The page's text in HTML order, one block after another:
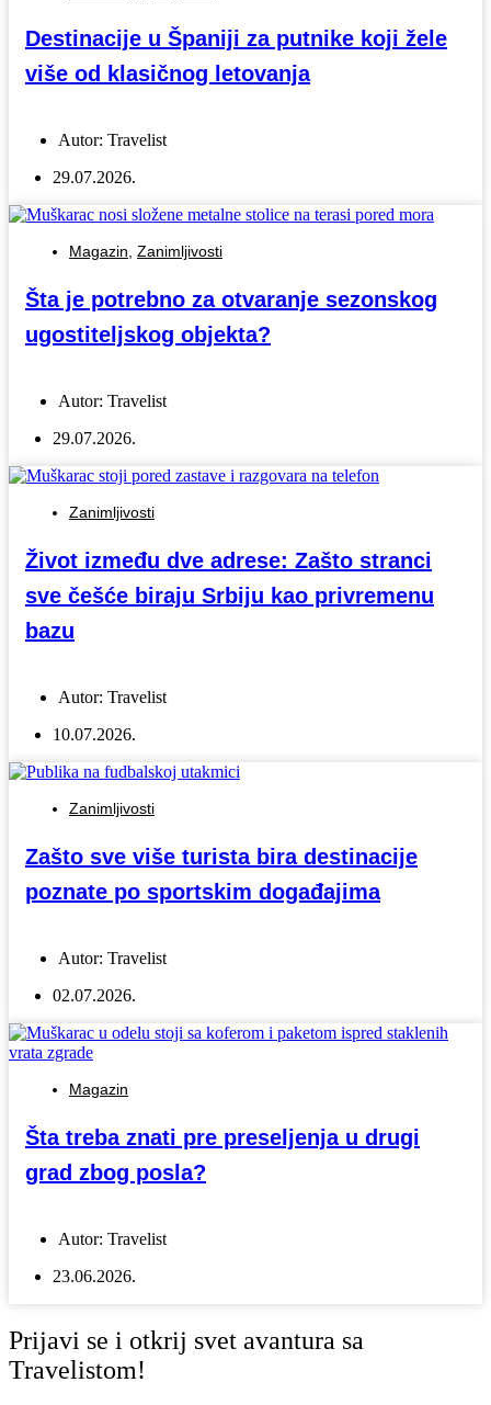
Destinacije u Španiji za putnike koji žele
više od klasičnog letovanja
Autor: Travelist
29.07.2026.
Magazin Zanimljivosti
Šta je potrebno za otvaranje sezonskog
ugostiteljskog objekta?
Autor: Travelist
29.07.2026.
Zanimljivosti
Život između dve adrese: Zašto stranci
sve češće biraju Srbiju kao privremenu
bazu
Autor: Travelist
10.07.2026.
Zanimljivosti
Zašto sve više turista bira destinacije
poznate po sportskim događajima
Autor: Travelist
02.07.2026.
Magazin
Šta treba znati pre preseljenja u drugi
grad zbog posla?
Autor: Travelist
23.06.2026.
Prijavi se i otkrij svet avantura sa
Travelistom!